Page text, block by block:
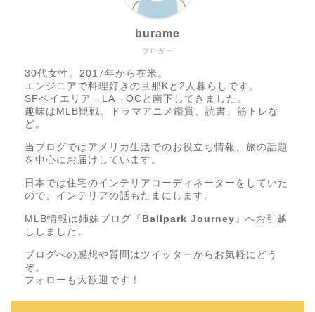
ブロガー
burame
30代女性。2017年から在米。
エンジニアで料理好きの旦那Kと2人暮らしです。
SFベイエリア→LA→OCと南下してきました。
趣味はMLB観戦、ドラマアニメ鑑賞、読書、筋トレな
ど。
当ブログではアメリカ生活でのお役立ち情報、旅の話題
を中心にお届けしています。
日本では住宅のインテリアコーディネーターをしていた
ので、インテリアの話もたまにします。
MLB情報は姉妹ブログ『 Ballpark Journey 』へお引越
ししました。
ブログへの感想や質問はツイッターからお気軽にどう
ぞ。
フォローも大歓迎です！